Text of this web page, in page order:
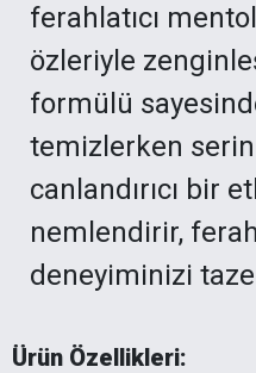
ferahlatıcı
özleriyle
formülü
temizlerken
canlandırıcı bir
nemlendirir,
deneyiminizi
Ürün Özellikleri: